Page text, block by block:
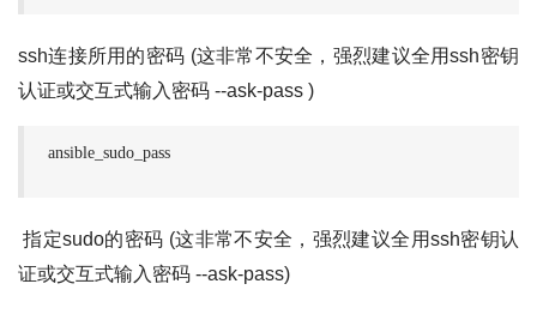
ssh连接所用的密码 (这非常不安全，强烈建议全用ssh密钥
认证或交互式输入密码 --ask-pass )
ansible_sudo_pass
指定sudo的密码 (这非常不安全，强烈建议全用ssh密钥认
证或交互式输入密码 --ask-pass)